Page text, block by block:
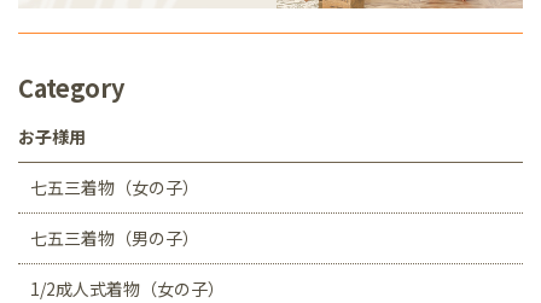
Category
お子様用
七五三着物（女の子）
七五三着物（男の子）
1/2成人式着物（女の子）